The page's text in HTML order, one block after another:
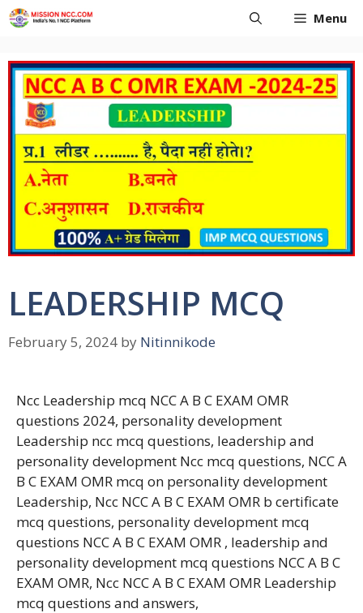
Skip
to
Menu
LEADERSHIP MCQ
February 5, 2024 by Nitinnikode
Ncc Leadership mcq NCC A B C EXAM OMR
questions 2024, personality development
Leadership ncc mcq questions, leadership and
personality development Ncc mcq questions, NCC A
B C EXAM OMR mcq on personality development
Leadership, Ncc NCC A B C EXAM OMR b certificate
mcq questions, personality development mcq
questions NCC A B C EXAM OMR , leadership and
personality development mcq questions NCC A B C
EXAM OMR, Ncc NCC A B C EXAM OMR Leadership
mcq questions and answers,